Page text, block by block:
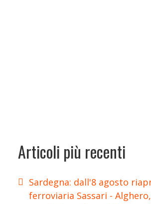
Articoli più recenti
Sardegna: dall'8 agosto
ferroviaria Sassari -